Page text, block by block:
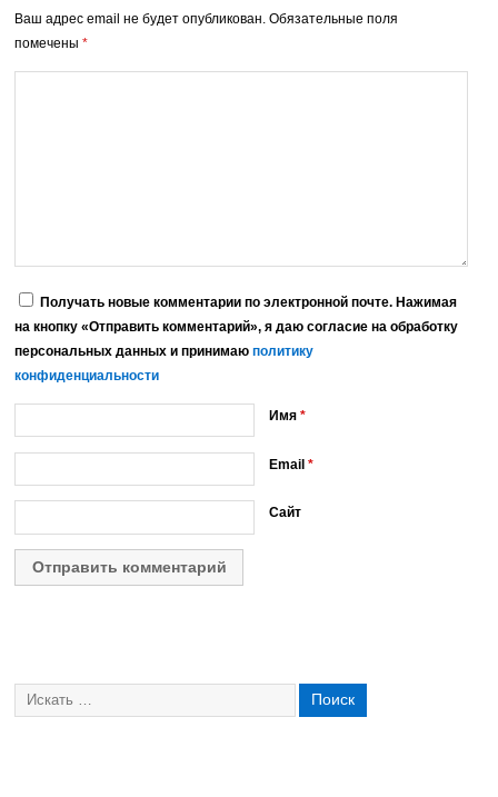
Ваш адрес email не будет опубликован. Обязательные поля
помечены*
Получать новые комментарии по электронной почте. Нажимая
на кнопку «Отправить комментарий», я даю согласие на обработку
персональных данных и принимаюполитику
конфиденциальности
Имя*
Email*
Сайт